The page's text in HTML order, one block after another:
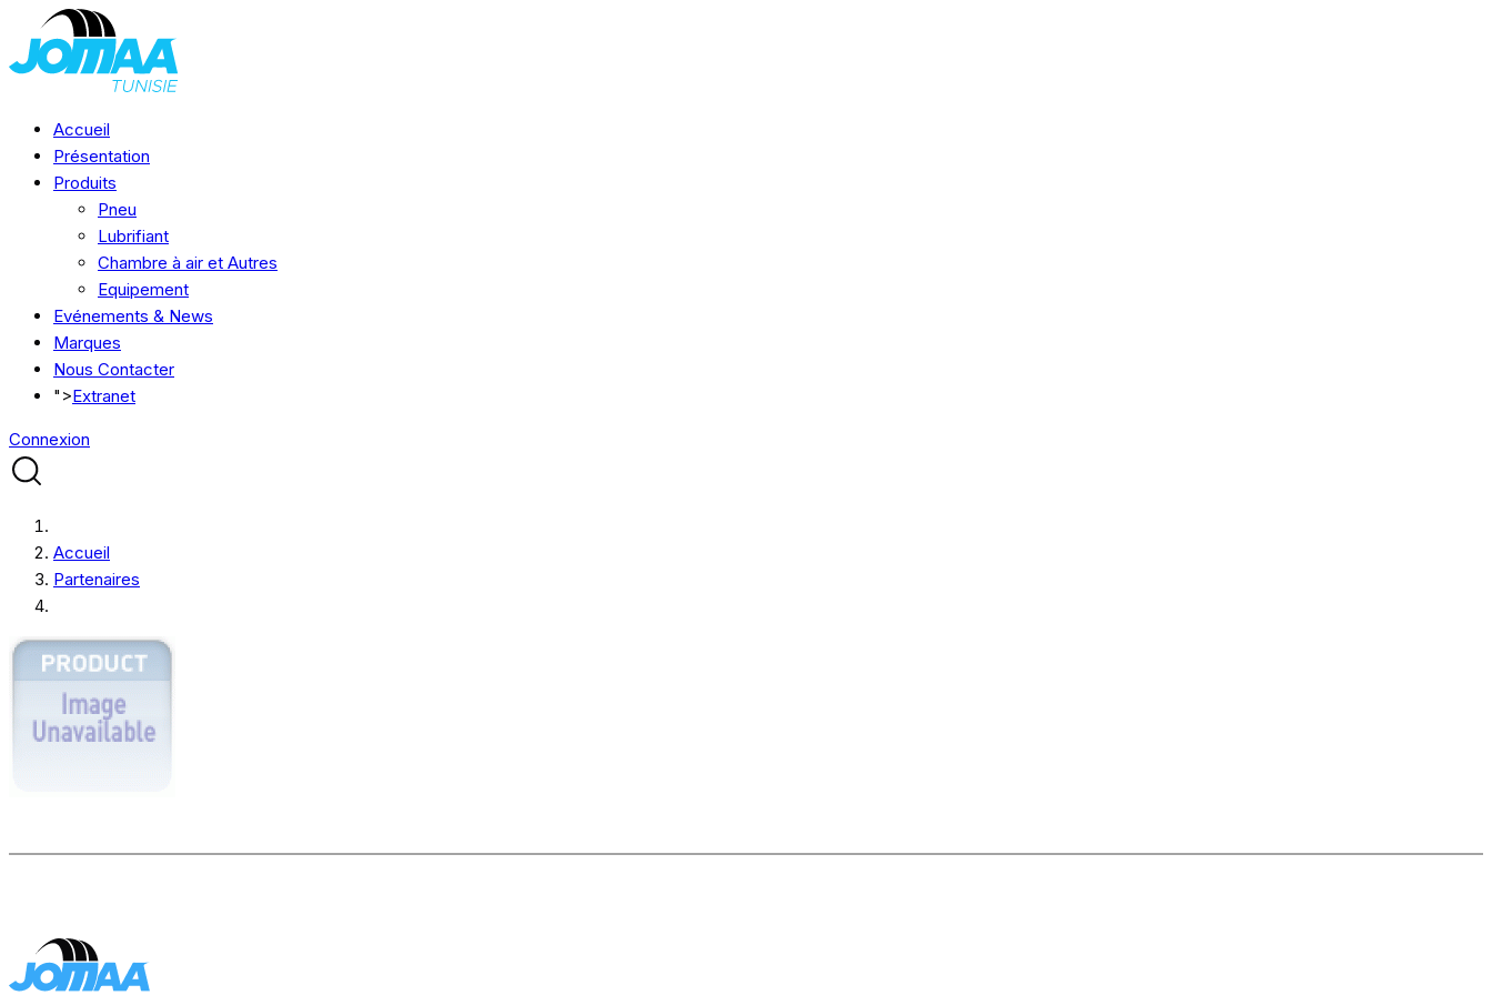
Accueil
Présentation
Produits
Pneu
Lubrifiant
Chambre à air et Autres
Equipement
Evénements & News
Marques
Nous Contacter
">Extranet
Connexion
Accueil
Partenaires